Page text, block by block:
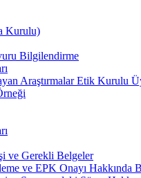
Kurulu)
Bilgilendirme
Araştırmalar Etik Kurulu
ve Gerekli Belgeler
ve EPK Onayı Hakkında